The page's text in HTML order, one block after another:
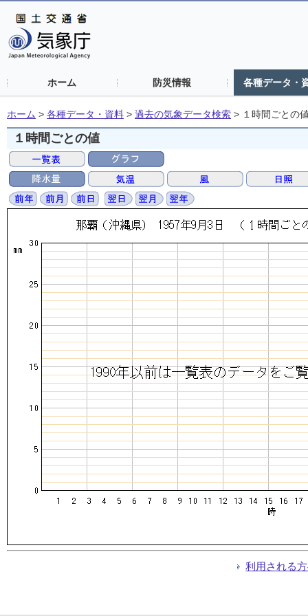
ホーム 防災情報 各種データ・
ホーム > 各種データ・資料 > 過去の気象データ検索 > １時間ごとの
１時間ごとの値
利用される